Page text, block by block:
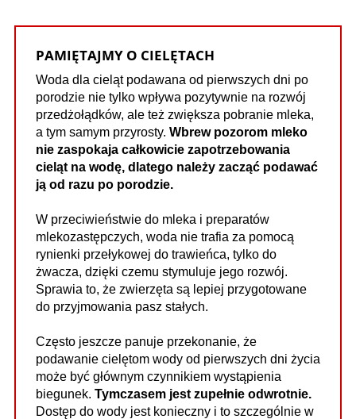
PAMIĘTAJMY O CIELĘTACH
Woda dla cieląt podawana od pierwszych dni po
porodzie nie tylko wpływa pozytywnie na rozwój
przedżołądków, ale też zwiększa pobranie mleka,
a tym samym przyrosty. Wbrew pozorom mleko
nie zaspokaja całkowicie zapotrzebowania
cieląt na wodę, dlatego należy zacząć podawać
ją od razu po porodzie.
W przeciwieństwie do mleka i preparatów
mlekozastępczych, woda nie trafia za pomocą
rynienki przełykowej do trawieńca, tylko do
żwacza, dzięki czemu stymuluje jego rozwój.
Sprawia to, że zwierzęta są lepiej przygotowane
do przyjmowania pasz stałych.
Często jeszcze panuje przekonanie, że
podawanie cielętom wody od pierwszych dni życia
może być głównym czynnikiem wystąpienia
biegunek. Tymczasem jest zupełnie odwrotnie.
Dostęp do wody jest konieczny i to szczególnie w